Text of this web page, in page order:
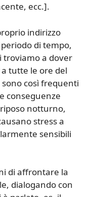
ecc.].
indirizzo
di tempo,
troviamo a dover
tutte le ore del
così frequenti
conseguenze
notturno,
stress a
sensibili
di affrontare la
dialogando con